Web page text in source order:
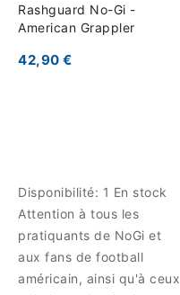
Rashguard No-Gi -
American Grappler
42,90 €
Disponibilité: 1 En stock
Attention à tous les
pratiquants de NoGi et
aux fans de football
américain, ainsi qu'à ceux